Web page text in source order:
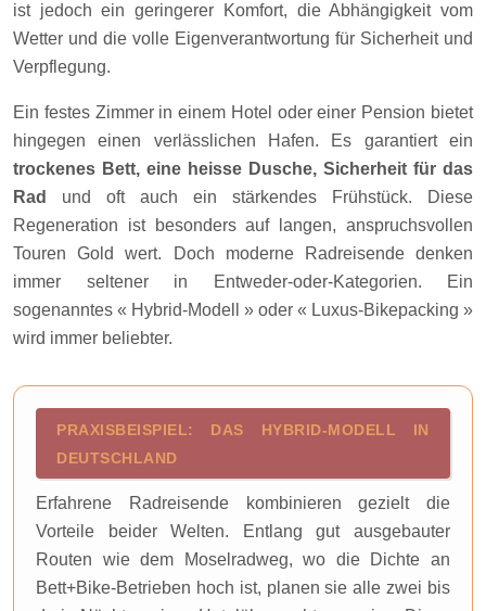
ist jedoch ein geringerer Komfort, die Abhängigkeit vom
Wetter und die volle Eigenverantwortung für Sicherheit und
Verpflegung.
Ein festes Zimmer in einem Hotel oder einer Pension bietet
hingegen einen verlässlichen Hafen. Es garantiert ein
trockenes Bett, eine heisse Dusche, Sicherheit für das
Rad
und oft auch ein stärkendes Frühstück. Diese
Regeneration ist besonders auf langen, anspruchsvollen
Touren Gold wert. Doch moderne Radreisende denken
immer seltener in Entweder-oder-Kategorien. Ein
sogenanntes « Hybrid-Modell » oder « Luxus-Bikepacking »
wird immer beliebter.
PRAXISBEISPIEL: DAS HYBRID-MODELL IN
DEUTSCHLAND
Erfahrene Radreisende kombinieren gezielt die
Vorteile beider Welten. Entlang gut ausgebauter
Routen wie dem Moselradweg, wo die Dichte an
Bett+Bike-Betrieben hoch ist, planen sie alle zwei bis